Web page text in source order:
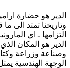
الدير هو حضارة
وتاريخنا تمتد الى
التزامها ـ اي
الدير هو المكان
وصناعة وزراعة
الوجهة الهندسية